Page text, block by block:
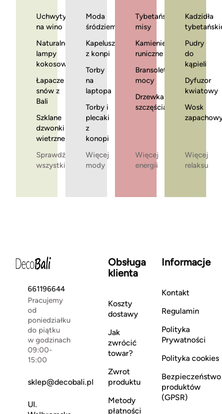
Uchwyty
na wino
Naturalne
lampy
kokosowe
Łapacze
snów z
Bali
Szklane
dzwonki
wietrzne
Sprawdź
wszystkie
Moda
śródziemnomorska
Kapelusze
z konpi
Torby
na
laptopa
Torby i
plecaki
z
konopi
Więcej
mody
Tybetańskie
misy
Kamienie
runiczne
Bransoletki
mocy
Drzewka
szczęścia
Więcej
energii
Kadzidła
Pudry
do
kąpieli
Dyfuzor
kwiatowy
Wosk
Więcej
relaksu
661196644
Pracujemy
od
poniedziałku
do piątku
w godzinach
09:00-
15:00
sklep@decobali.pl
Ul.
Obsługa
klienta
Koszty
dostawy
Jak
zwrócić
towar?
Zwrot
produktu
Metody
płatności
Informacje
Kontakt
Regulamin
Polityka
Prywatności
Polityka cookies
Bezpieczeństwo
produktów
(GPSR)